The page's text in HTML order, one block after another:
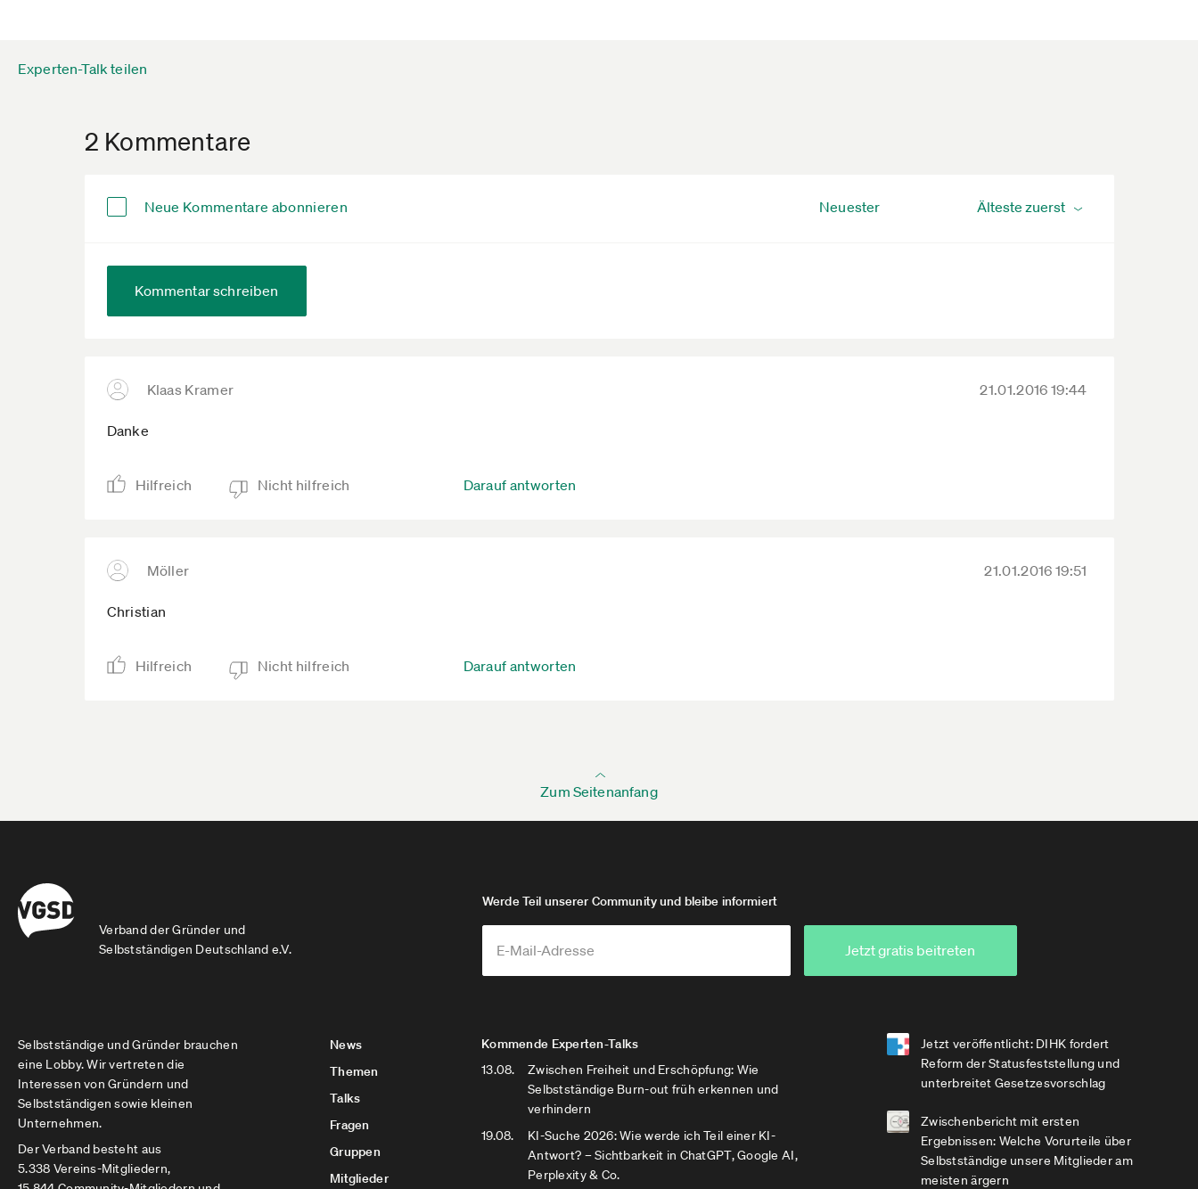
Experten-Talk teilen
2 Kommentare
Neue Kommentare abonnieren Neuester
Kommentar schreiben
Klaas Kramer 21.01.2016 19:44
Danke
Hilfreich Nicht hilfreich Darauf antworten
Möller 21.01.2016 19:51
Christian
Hilfreich Nicht hilfreich Darauf antworten
Zum Seitenanfang
Verband der Gründer und
Selbstständigen Deutschland e.V.
Werde Teil unserer Community und bleibe informiert
Jetzt gratis beitreten
Selbstständige und Gründer brauchen
eine Lobby. Wir vertreten die
Interessen von Gründern und
Selbstständigen sowie kleinen
Unternehmen.
Der Verband besteht aus
5.338 Vereins-Mitgliedern,
News
Themen
Talks
Fragen
Gruppen
Mitglieder
Kommende Experten-Talks
13.08.
Zwischen Freiheit und Erschöpfung: Wie
Selbstständige Burn-out früh erkennen und
verhindern
19.08.
KI-Suche 2026: Wie werde ich Teil einer KI-
Antwort? – Sichtbarkeit in ChatGPT, Google AI,
Perplexity & Co.
Jetzt veröffentlicht: DIHK fordert
Reform der Statusfeststellung und
unterbreitet Gesetzesvorschlag
Zwischenbericht mit ersten
Ergebnissen: Welche Vorurteile über
Selbstständige unsere Mitglieder am
meisten ärgern